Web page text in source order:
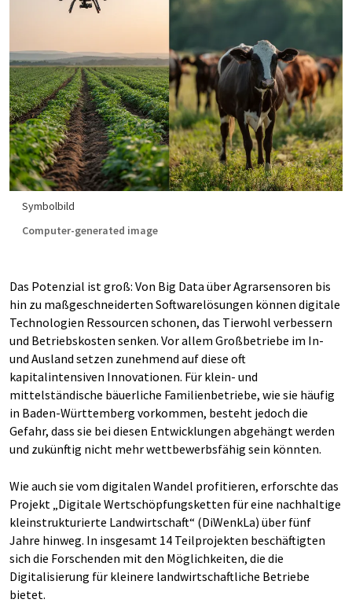
Symbolbild
Computer-generated image
Das Potenzial ist groß: Von Big Data über Agrarsensoren bis
hin zu maßgeschneiderten Softwarelösungen können digitale
Technologien Ressourcen schonen, das Tierwohl verbessern
und Betriebskosten senken. Vor allem Großbetriebe im In-
und Ausland setzen zunehmend auf diese oft
kapitalintensiven Innovationen. Für klein- und
mittelständische bäuerliche Familienbetriebe, wie sie häufig
in Baden-Württemberg vorkommen, besteht jedoch die
Gefahr, dass sie bei diesen Entwicklungen abgehängt werden
und zukünftig nicht mehr wettbewerbsfähig sein könnten.
Wie auch sie vom digitalen Wandel profitieren, erforschte das
Projekt „Digitale Wertschöpfungsketten für eine nachhaltige
kleinstrukturierte Landwirtschaft“ (DiWenkLa) über fünf
Jahre hinweg. In insgesamt 14 Teilprojekten beschäftigten
sich die Forschenden mit den Möglichkeiten, die die
Digitalisierung für kleinere landwirtschaftliche Betriebe
bietet.